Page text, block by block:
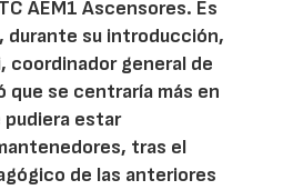
AEM1 Ascensores. Es
durante su introducción,
coordinador general de
que se centraría más en
pudiera estar
tras el
de las anteriores